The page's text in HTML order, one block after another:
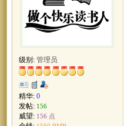
级别: 管理员
精华: 0
发帖: 156
威望: 156 点